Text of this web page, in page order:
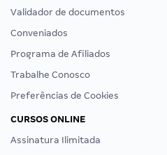
Validador de documentos
Conveniados
Programa de Afiliados
Trabalhe Conosco
Preferências de Cookies
CURSOS ONLINE
Assinatura Ilimitada